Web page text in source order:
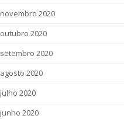
novembro 2020
outubro 2020
setembro 2020
agosto 2020
julho 2020
junho 2020